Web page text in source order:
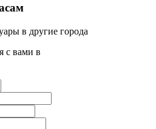
в другие города
с вами в